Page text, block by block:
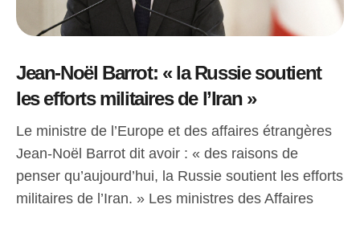
Jean-Noël Barrot: « la Russie soutient
les efforts militaires de l’Iran »
Le ministre de l’Europe et des affaires étrangères
Jean-Noël Barrot dit avoir : « des raisons de
penser qu’aujourd’hui, la Russie soutient les efforts
militaires de l’Iran. » Les ministres des Affaires